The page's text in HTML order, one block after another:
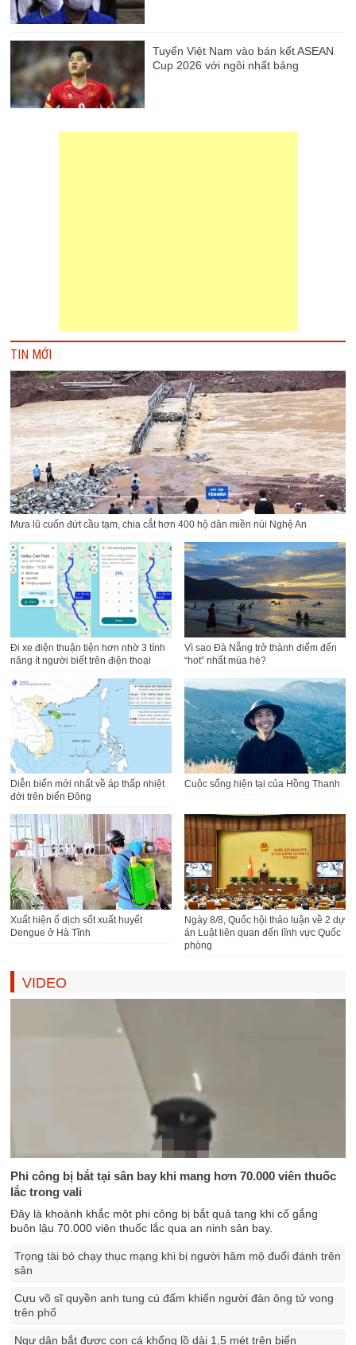
Tuyển Việt Nam vào bán kết ASEAN
Cup 2026 với ngôi nhất bảng
TIN MỚI
Mưa lũ cuốn đứt cầu tạm, chia cắt hơn 400 hộ dân miền núi Nghệ An
Đi xe điện thuận tiện hơn nhờ 3 tính
năng ít người biết trên điện thoại
Vì sao Đà Nẵng trở thành điểm đến
“hot” nhất mùa hè?
Diễn biến mới nhất về áp thấp nhiệt
đới trên biển Đông
Cuộc sống hiện tại của Hồng Thanh
Xuất hiện ổ dịch sốt xuất huyết
Dengue ở Hà Tĩnh
Ngày 8/8, Quốc hội thảo luận về 2 dự
án Luật liên quan đến lĩnh vực Quốc
phòng
VIDEO
Phi công bị bắt tại sân bay khi mang hơn 70.000 viên thuốc
lắc trong vali
Đây là khoảnh khắc một phi công bị bắt quả tang khi cố gắng
buôn lậu 70.000 viên thuốc lắc qua an ninh sân bay.
Trọng tài bỏ chạy thục mạng khi bị người hâm mộ đuổi đánh trên
sân
Cựu võ sĩ quyền anh tung cú đấm khiến người đàn ông tử vong
trên phố
Ngư dân bắt được con cá khổng lồ dài 1,5 mét trên biển